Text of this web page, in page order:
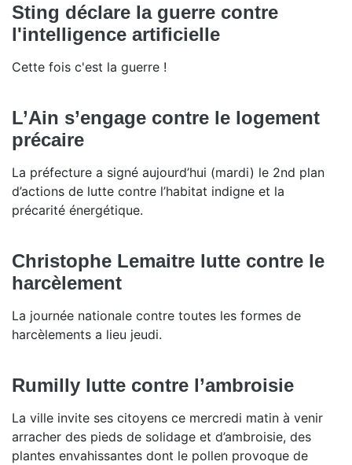
Sting déclare la guerre contre
l'intelligence artificielle
Cette fois c'est la guerre !
L’Ain s’engage contre le logement
précaire
La préfecture a signé aujourd’hui (mardi) le 2nd plan
d’actions de lutte contre l’habitat indigne et la
précarité énergétique.
Christophe Lemaitre lutte contre le
harcèlement
La journée nationale contre toutes les formes de
harcèlements a lieu jeudi.
Rumilly lutte contre l’ambroisie
La ville invite ses citoyens ce mercredi matin à venir
arracher des pieds de solidage et d’ambroisie, des
plantes envahissantes dont le pollen provoque de